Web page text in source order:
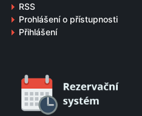
RSS
Prohlášení o přístupnosti
Přihlášení